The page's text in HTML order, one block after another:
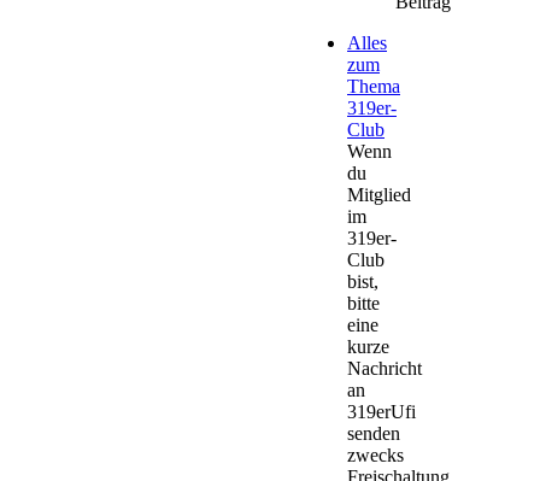
Alles
zum
Thema
319er-
Club
Wenn
du
Mitglied
im
319er-
Club
bist,
bitte
eine
kurze
Nachricht
an
319erUfi
senden
zwecks